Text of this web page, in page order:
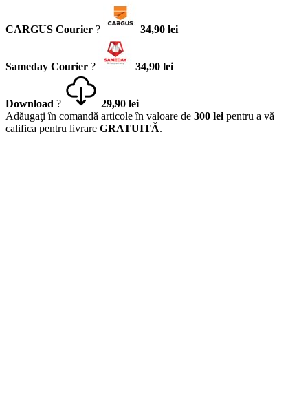
CARGUS Courier ? 34,90 lei
Sameday Courier ? 34,90 lei
Download ?
29,90 lei
Adăugaţi în comandă articole în valoare de 300 lei pentru a vă
califica pentru livrare GRATUITĂ.